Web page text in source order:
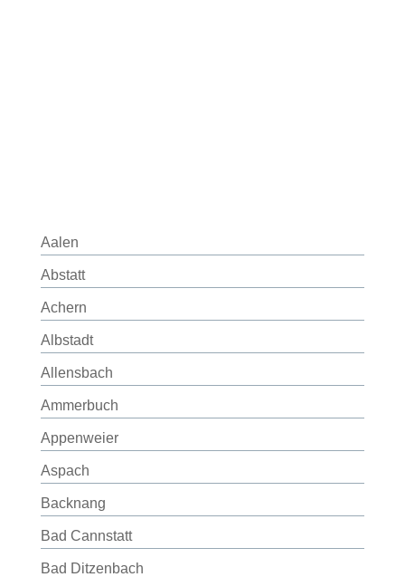
Aalen
Abstatt
Achern
Albstadt
Allensbach
Ammerbuch
Appenweier
Aspach
Backnang
Bad Cannstatt
Bad Ditzenbach